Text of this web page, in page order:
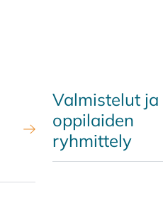
Valmistelut ja
oppilaiden
ryhmittely